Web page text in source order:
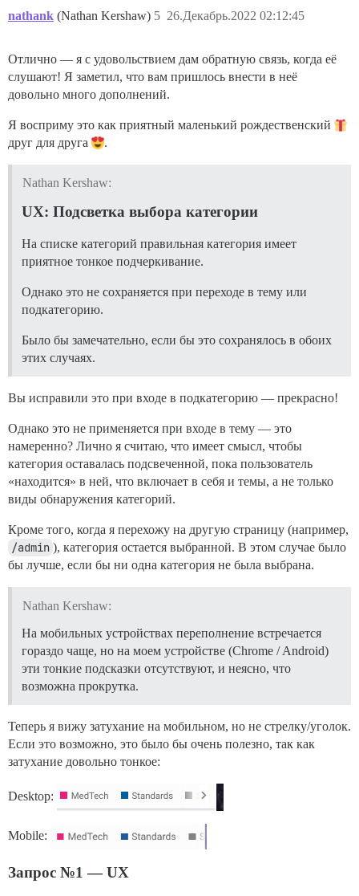
nathank (Nathan Kershaw) 26.Декабрь.2022 02:12:45
5
Отлично — я с удовольствием дам обратную связь, когда её
слушают! Я заметил, что вам пришлось внести в неё
довольно много дополнений.
Я восприму это как приятный маленький рождественский
друг для друга
.
Nathan Kershaw:
UX: Подсветка выбора категории
На списке категорий правильная категория имеет
приятное тонкое подчеркивание.
Однако это не сохраняется при переходе в тему или
подкатегорию.
Было бы замечательно, если бы это сохранялось в обоих
этих случаях.
Вы исправили это при входе в подкатегорию — прекрасно!
Однако это не применяется при входе в тему — это
намеренно? Лично я считаю, что имеет смысл, чтобы
категория оставалась подсвеченной, пока пользователь
«находится» в ней, что включает в себя и темы, а не только
виды обнаружения категорий.
Кроме того, когда я перехожу на другую страницу (например,
/admin ), категория остается выбранной. В этом случае было
бы лучше, если бы ни одна категория не была выбрана.
Nathan Kershaw:
На мобильных устройствах переполнение встречается
гораздо чаще, но на моем устройстве (Chrome / Android)
эти тонкие подсказки отсутствуют, и неясно, что
возможна прокрутка.
Теперь я вижу затухание на мобильном, но не стрелку/уголок.
Если это возможно, это было бы очень полезно, так как
затухание довольно тонкое:
Desktop:
Mobile:
Запрос №1 — UX